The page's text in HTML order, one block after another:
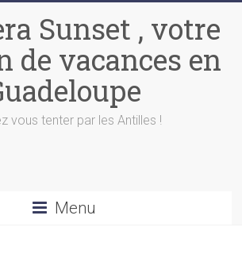
Sunset , votre
de vacances en
vous tenter par les Antilles !
Menu